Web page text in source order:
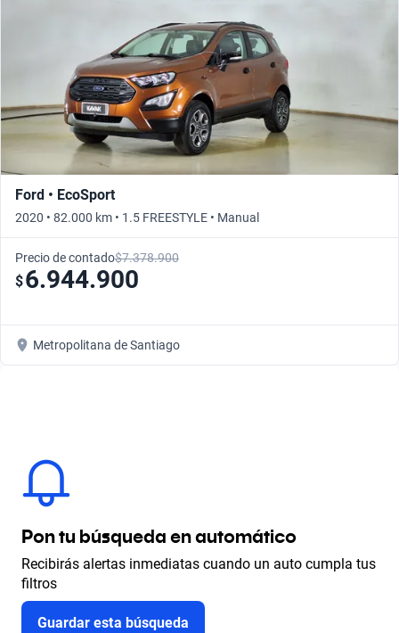
Ford • EcoSport
2020 • 82.000 km • 1.5 FREESTYLE • Manual
Precio de contado$7.378.900
$6.944.900
Metropolitana de Santiago
Pon tu búsqueda en automático
Recibirás alertas inmediatas cuando un auto cumpla tus
filtros
Guardar esta búsqueda